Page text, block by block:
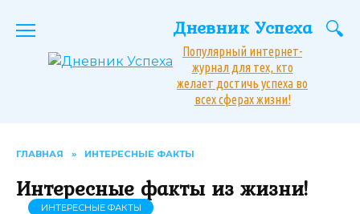
Дневник Успеха
Популярный интернет-
журнал для тех, кто
желает достичь успеха во
всех сферах жизни!
ГЛАВНАЯ » ИНТЕРЕСНЫЕ ФАКТЫ
Интересные факты из жизни!
ИНТЕРЕСНЫЕ ФАКТЫ